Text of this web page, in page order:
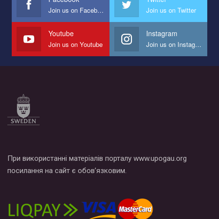
Join us on Facebook Join us on Twitter
Youtube
Join us on Youtube
Instagram
Join us on Instagram
При використанні матеріалів порталу www.upogau.org
посилання на сайт є обов’язковим.